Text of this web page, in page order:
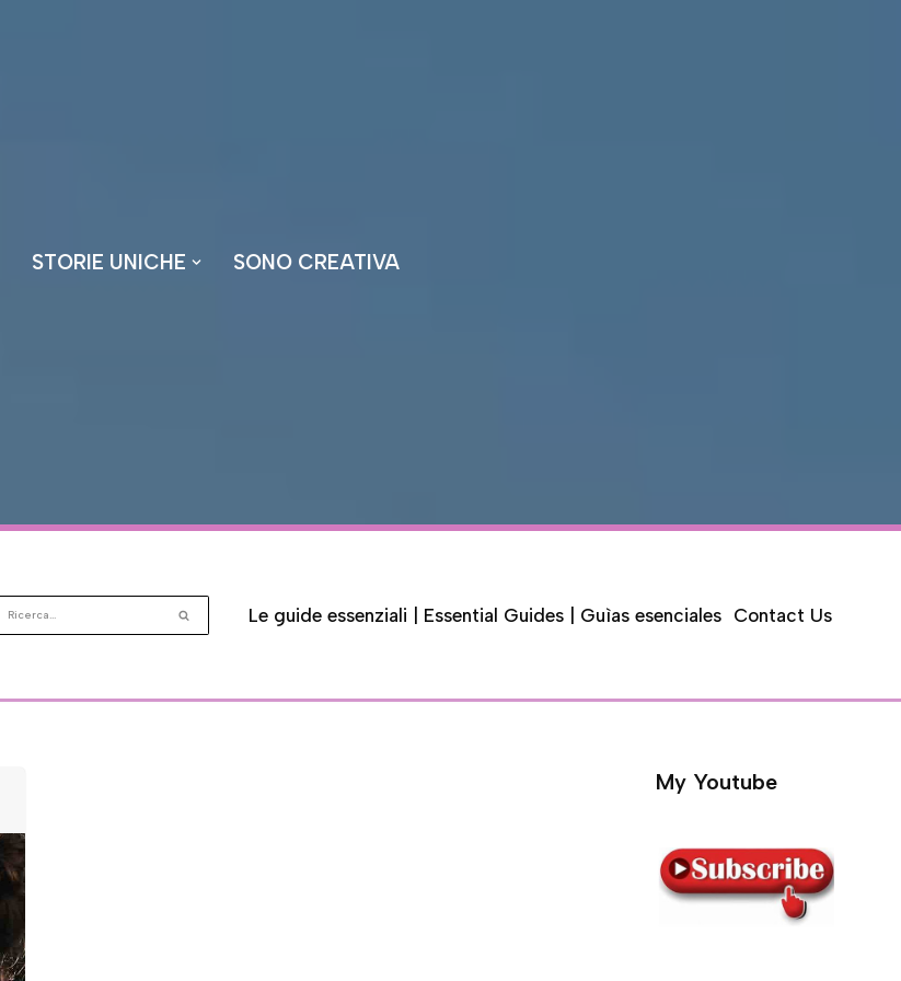
STORIE UNICHE SONO CREATIVA
Le guide essenziali | Essential Guides | Guìas esenciales Contact Us
My Youtube